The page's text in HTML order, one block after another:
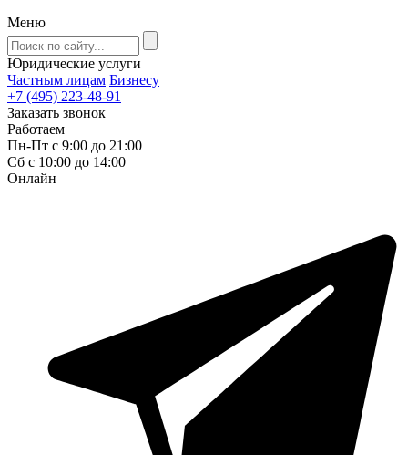
Меню
Юридические услуги
Частным лицам Бизнесу
+7 (495) 223-48-91
Заказать звонок
Работаем
Пн-Пт с 9:00 до 21:00
Сб с 10:00 до 14:00
Онлайн